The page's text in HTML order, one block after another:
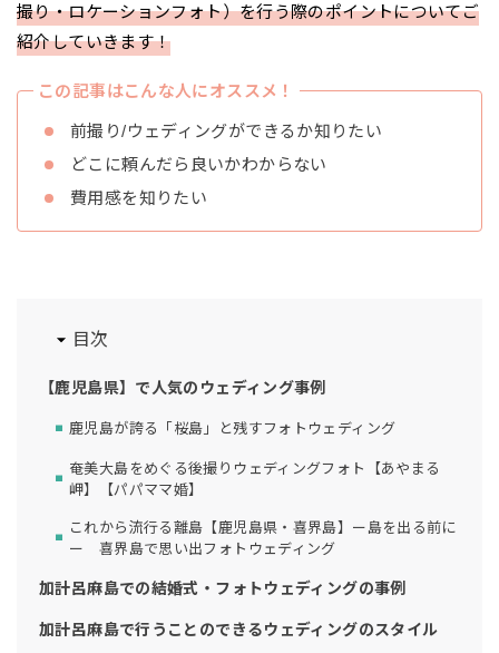
撮り・ロケーションフォト）を行う際のポイントについてご
紹介していきます！
この記事はこんな人にオススメ！
前撮り/ウェディングができるか知りたい
どこに頼んだら良いかわからない
費用感を知りたい
目次
【鹿児島県】で人気のウェディング事例
鹿児島が誇る「桜島」と残すフォトウェディング
奄美大島をめぐる後撮りウェディングフォト【あやまる
岬】【パパママ婚】
これから流行る離島【鹿児島県・喜界島】ー島を出る前に
ー 喜界島で思い出フォトウェディング
加計呂麻島での結婚式・フォトウェディングの事例
加計呂麻島で行うことのできるウェディングのスタイル